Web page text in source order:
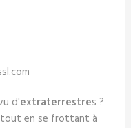
d'extraterrestres ?
en se frottant à